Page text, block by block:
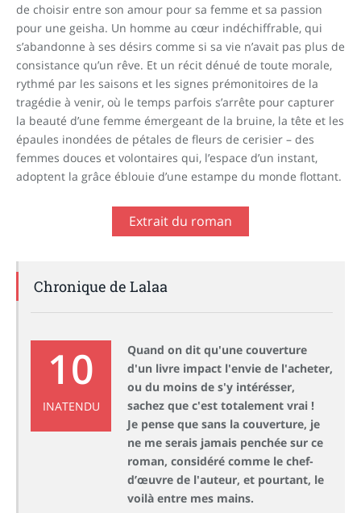
de choisir entre son amour pour sa femme et sa passion
pour une geisha. Un homme au cœur indéchiffrable, qui
s’abandonne à ses désirs comme si sa vie n’avait pas plus de
consistance qu’un rêve. Et un récit dénué de toute morale,
rythmé par les saisons et les signes prémonitoires de la
tragédie à venir, où le temps parfois s’arrête pour capturer
la beauté d’une femme émergeant de la bruine, la tête et les
épaules inondées de pétales de fleurs de cerisier – des
femmes douces et volontaires qui, l’espace d’un instant,
adoptent la grâce éblouie d’une estampe du monde flottant.
Extrait du roman
Chronique de Lalaa
10
INATENDU
Quand on dit qu'une couverture
d'un livre impact l'envie de l'acheter,
ou du moins de s'y intérésser,
sachez que c'est totalement vrai !
Je pense que sans la couverture, je
ne me serais jamais penchée sur ce
roman, considéré comme le chef-
d’œuvre de l'auteur, et pourtant, le
voilà entre mes mains.